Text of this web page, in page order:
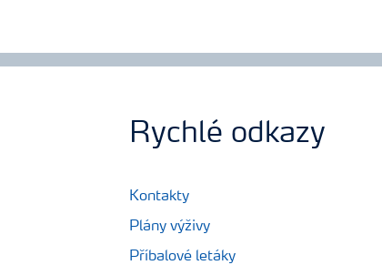
Rychlé odkazy
Kontakty
Plány výživy
Příbalové letáky